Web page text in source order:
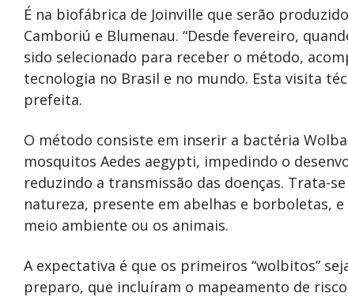
É na biofábrica de Joinville que serão
Camboriú e Blumenau. “Desde fevereiro,
sido selecionado para receber o método,
tecnologia no Brasil e no mundo. Esta visita
prefeita.
O método consiste em inserir a bactéria
mosquitos Aedes aegypti, impedindo o
reduzindo a transmissão das doenças. Trata-
natureza, presente em abelhas e borboletas,
meio ambiente ou os animais.
A expectativa é que os primeiros “wolbitos”
preparo, que incluíram o mapeamento de